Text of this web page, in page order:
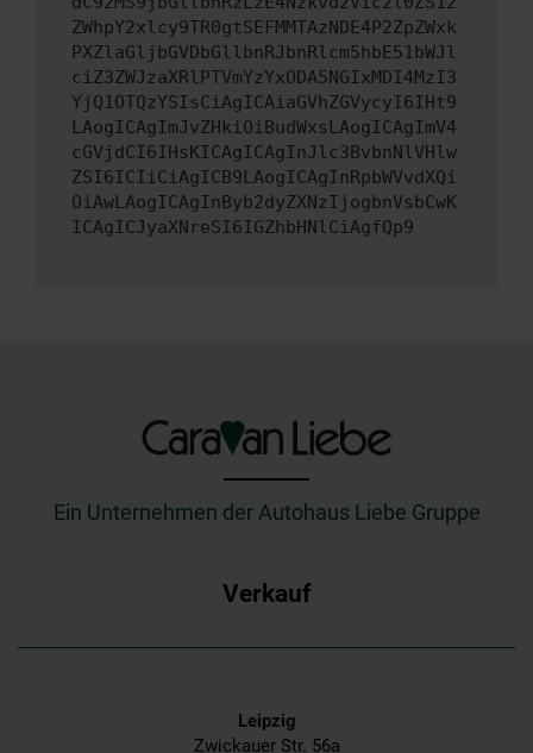
ZWhpY2xlcy9TR0gtSEFMMTAzNDE4P2ZpZWxk
PXZlaGljbGVDbGllbnRJbnRlcm5hbE51bWJl
ciZ3ZWJzaXRlPTVmYzYxODA5NGIxMDI4MzI3
YjQ1OTQzYSIsCiAgICAiaGVhZGVycyI6IHt9
LAogICAgImJvZHkiOiBudWxsLAogICAgImV4
cGVjdCI6IHsKICAgICAgInJlc3BvbnNlVHlw
ZSI6ICIiCiAgICB9LAogICAgInRpbWVvdXQi
OiAwLAogICAgInByb2dyZXNzIjogbnVsbCwK
ICAgICJyaXNreSI6IGZhbHNlCiAgfQp9
Ein Unternehmen der Autohaus Liebe Gruppe
Verkauf
Leipzig
Zwickauer Str. 56a